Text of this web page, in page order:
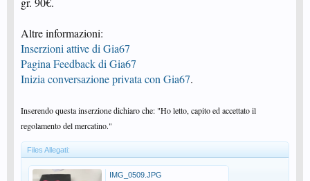
Altre informazioni:
Inserzioni attive di Gia67
Pagina Feedback di Gia67
Inizia conversazione privata con Gia67.
Inserendo questa inserzione dichiaro che: "Ho letto, capito ed accettato il
regolamento del mercatino."
Files Allegati:
IMG_0509.JPG